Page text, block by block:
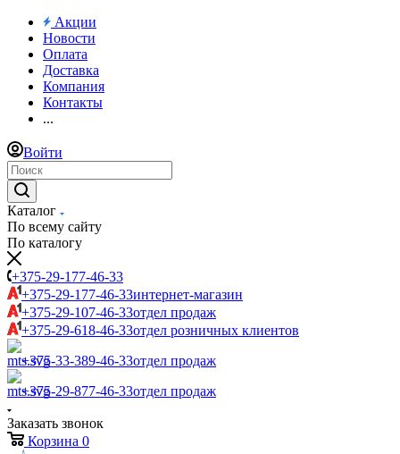
Акции
Новости
Оплата
Доставка
Компания
Контакты
...
Войти
Каталог
По всему сайту
По каталогу
+375-29-177-46-33
+375-29-177-46-33интернет-магазин
+375-29-107-46-33отдел продаж
+375-29-618-46-33отдел розничных клиентов
+375-33-389-46-33отдел продаж
+375-29-877-46-33отдел продаж
Заказать звонок
Корзина 0